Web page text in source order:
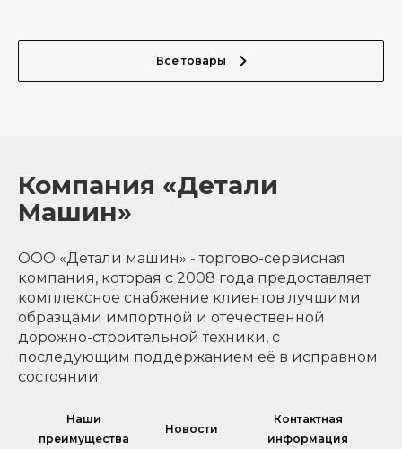
Все товары
Компания «Детали
Машин»
ООО «Детали машин» - торгово-сервисная
компания, которая с 2008 года предоставляет
комплексное снабжение клиентов лучшими
образцами импортной и отечественной
дорожно-строительной техники, с
последующим поддержанием её в исправном
состоянии
Наши
преимущества
Новости
Контактная
информация